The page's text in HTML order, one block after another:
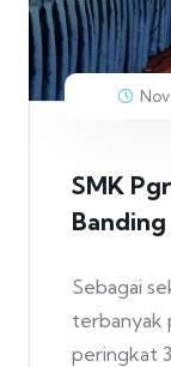
SMK
Banding
Sebagai
terbanyak
peringkat